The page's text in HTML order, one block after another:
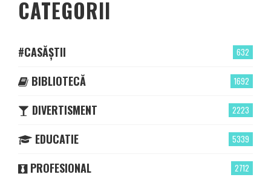
CATEGORII
632
#CASĂȘTII
1692
BIBLIOTECĂ
2223
DIVERTISMENT
5339
EDUCATIE
2712
PROFESIONAL